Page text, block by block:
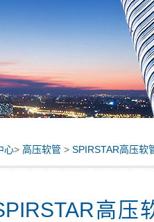
心> 高压软管 > SPIRSTAR高压软
高压